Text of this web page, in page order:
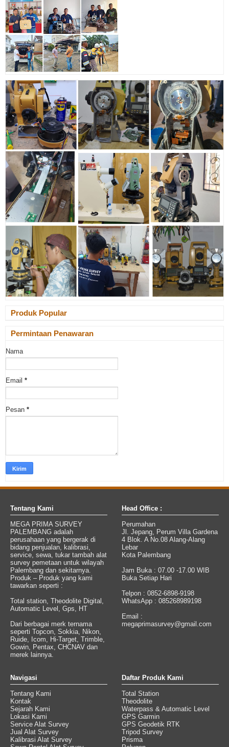
Produk Popular
Permintaan Penawaran
Nama
Email *
Pesan *
Tentang Kami
MEGA PRIMA SURVEY
PALEMBANG adalah
perusahaan yang bergerak di
bidang penjualan, kalibrasi,
service, sewa, tukar tambah alat
survey pemetaan untuk wilayah
Palembang dan sekitarnya.
Produk – Produk yang kami
tawarkan seperti :
Total station, Theodolite Digital,
Automatic Level, Gps, HT
Dari berbagai merk ternama
seperti Topcon, Sokkia, Nikon,
Ruide, Icom, Hi-Target, Trimble,
Gowin, Pentax, CHCNAV dan
merek lainnya.
Head Office :
Perumahan
Jl. Jepang, Perum Villa Gardena
4 Blok. A No.08 Alang-Alang
Lebar
Kota Palembang
Jam Buka : 07.00 -17.00 WIB
Buka Setiap Hari
Telpon : 0852-6898-9198
WhatsApp : 085268989198
Email :
megaprimasurvey@gmail.com
Navigasi
Tentang Kami
Kontak
Sejarah Kami
Lokasi Kami
Service Alat Survey
Jual Alat Survey
Kalibrasi Alat Survey
Daftar Produk Kami
Total Station
Theodolite
Waterpass & Automatic Level
GPS Garmin
GPS Geodetik RTK
Tripod Survey
Prisma